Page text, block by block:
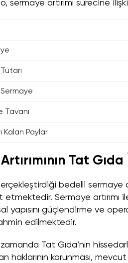
sermaye artırımı sürecine
Tavanı
Kalan Paylar
Tat
bedelli
Sermaye artırımı
yapısını güçlendirme ve
edilmektedir.
zamanda Tat Gıda’nın
haklarının korunması,